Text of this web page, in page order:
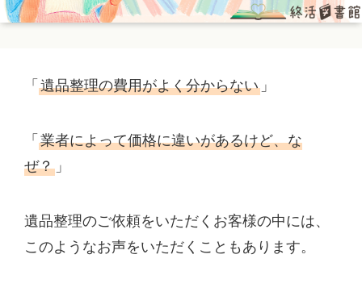
「 遺品整理の費用がよく分からない 」
「 業者によって価格に違いがあるけど、な
ぜ？ 」
遺品整理のご依頼をいただくお客様の中には、
このようなお声をいただくこともあります。